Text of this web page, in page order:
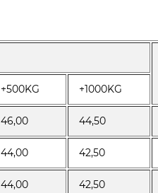
+500KG +1000KG
46,00 44,50
44,00 42,50
44,00 42,50